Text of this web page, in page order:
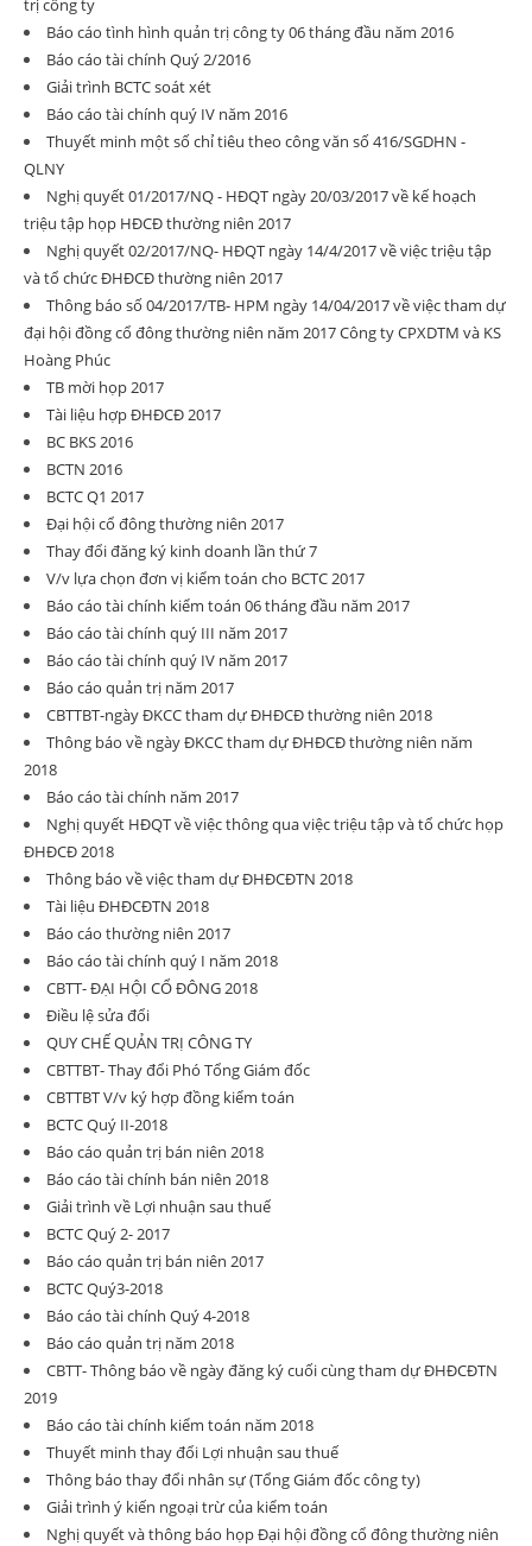
trị công ty
Báo cáo tình hình quản trị công ty 06 tháng đầu năm 2016
Báo cáo tài chính Quý 2/2016
Giải trình BCTC soát xét
Báo cáo tài chính quý IV năm 2016
Thuyết minh một số chỉ tiêu theo công văn số 416/SGDHN -
QLNY
Nghị quyết 01/2017/NQ - HĐQT ngày 20/03/2017 về kế hoạch
triệu tập họp HĐCĐ thường niên 2017
Nghị quyết 02/2017/NQ- HĐQT ngày 14/4/2017 về việc triệu tập
và tổ chức ĐHĐCĐ thường niên 2017
Thông báo số 04/2017/TB- HPM ngày 14/04/2017 về việc tham dự
đại hội đồng cổ đông thường niên năm 2017 Công ty CPXDTM và KS
Hoàng Phúc
TB mời họp 2017
Tài liệu hợp ĐHĐCĐ 2017
BC BKS 2016
BCTN 2016
BCTC Q1 2017
Đại hội cổ đông thường niên 2017
Thay đổi đăng ký kinh doanh lần thứ 7
V/v lựa chọn đơn vị kiểm toán cho BCTC 2017
Báo cáo tài chính kiểm toán 06 tháng đầu năm 2017
Báo cáo tài chính quý III năm 2017
Báo cáo tài chính quý IV năm 2017
Báo cáo quản trị năm 2017
CBTTBT-ngày ĐKCC tham dự ĐHĐCĐ thường niên 2018
Thông báo về ngày ĐKCC tham dự ĐHĐCĐ thường niên năm
2018
Báo cáo tài chính năm 2017
Nghị quyết HĐQT về việc thông qua việc triệu tập và tổ chức họp
ĐHĐCĐ 2018
Thông báo về việc tham dự ĐHĐCĐTN 2018
Tài liệu ĐHĐCĐTN 2018
Báo cáo thường niên 2017
Báo cáo tài chính quý I năm 2018
CBTT- ĐẠI HỘI CỔ ĐÔNG 2018
Điều lệ sửa đổi
QUY CHẾ QUẢN TRỊ CÔNG TY
CBTTBT- Thay đổi Phó Tổng Giám đốc
CBTTBT V/v ký hợp đồng kiểm toán
BCTC Quý II-2018
Báo cáo quản trị bán niên 2018
Báo cáo tài chính bán niên 2018
Giải trình về Lợi nhuận sau thuế
BCTC Quý 2- 2017
Báo cáo quản trị bán niên 2017
BCTC Quý3-2018
Báo cáo tài chính Quý 4-2018
Báo cáo quản trị năm 2018
CBTT- Thông báo về ngày đăng ký cuối cùng tham dự ĐHĐCĐTN
2019
Báo cáo tài chính kiểm toán năm 2018
Thuyết minh thay đổi Lợi nhuận sau thuế
Thông báo thay đổi nhân sự (Tổng Giám đốc công ty)
Giải trình ý kiến ngoại trừ của kiểm toán
Nghị quyết và thông báo họp Đại hội đồng cổ đông thường niên